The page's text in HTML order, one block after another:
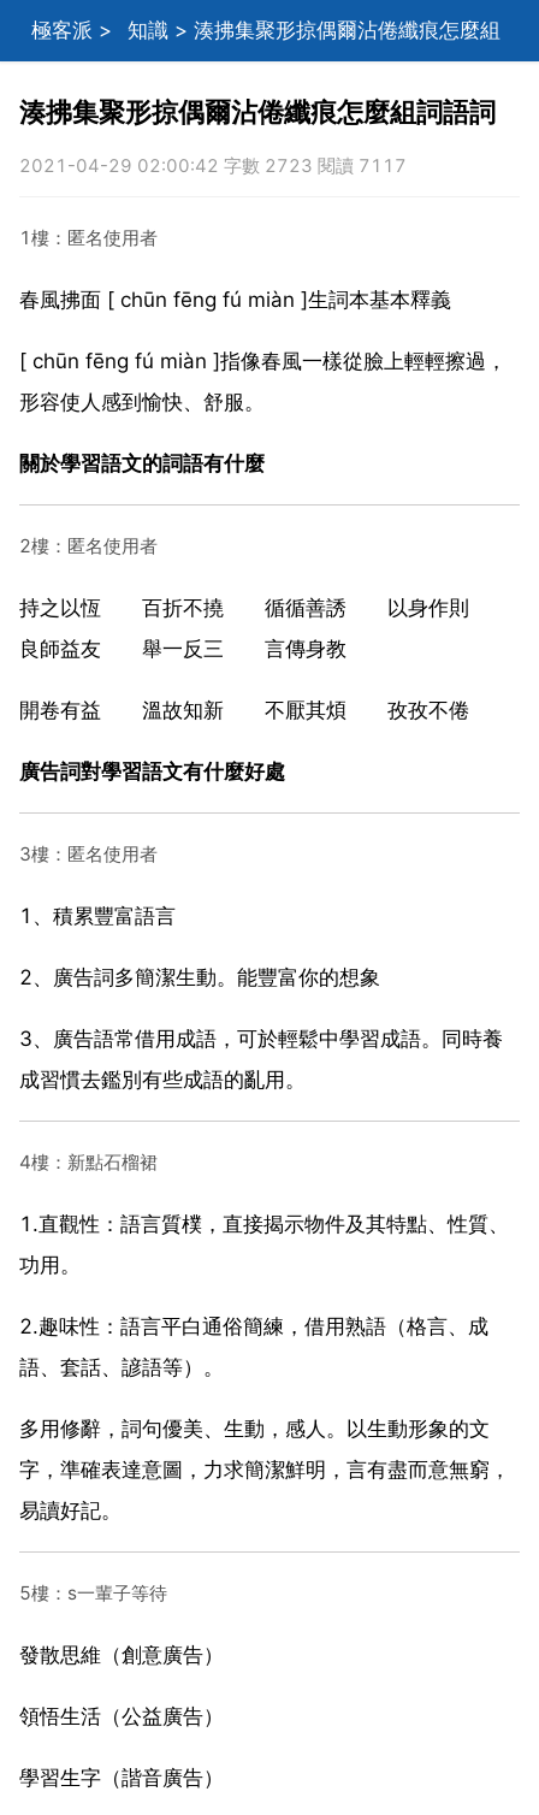
極客派 > 知識 > 湊拂集聚形掠偶爾沾倦纖痕怎麼組
湊拂集聚形掠偶爾沾倦纖痕怎麼組詞語詞
2021-04-29 02:00:42 字數 2723 閱讀 7117
1樓：匿名使用者
春風拂面 [ chūn fēng fú miàn ]生詞本基本釋義
[ chūn fēng fú miàn ]指像春風一樣從臉上輕輕擦過，
形容使人感到愉快、舒服。
關於學習語文的詞語有什麼
2樓：匿名使用者
持之以恆 百折不撓 循循善誘 以身作則
良師益友 舉一反三 言傳身教
開卷有益 溫故知新 不厭其煩 孜孜不倦
廣告詞對學習語文有什麼好處
3樓：匿名使用者
1、積累豐富語言
2、廣告詞多簡潔生動。能豐富你的想象
3、廣告語常借用成語，可於輕鬆中學習成語。同時養
成習慣去鑑別有些成語的亂用。
4樓：新點石榴裙
1.直觀性：語言質樸，直接揭示物件及其特點、性質、
功用。
2.趣味性：語言平白通俗簡練，借用熟語（格言、成
語、套話、諺語等）。
多用修辭，詞句優美、生動，感人。以生動形象的文
字，準確表達意圖，力求簡潔鮮明，言有盡而意無窮，
易讀好記。
5樓：s一輩子等待
發散思維（創意廣告）
領悟生活（公益廣告）
學習生字（諧音廣告）